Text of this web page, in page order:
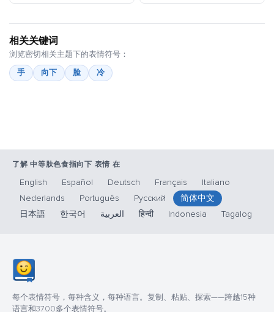
相关关键词
浏览密切相关主题下的表情符号：
手
向下 脸 冷
了解 中等肤色食指向下 表情 在
English Español Deutsch Français
Italiano
Nederlands
Português Русский
简体中文
日本語
한국어 العربية हिन्दी Indonesia Tagalog
每个表情符号，每种含义，每种语言。复制、粘贴、探索——跨越15种
语言和3700多个表情符号。